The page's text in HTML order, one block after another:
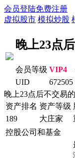
会员登陆免费注册
虚拟股市 模拟炒股
晚上23点
会员等级 VIP4
UID
672505
晚上23点后不交易
资产排名 资产等级
189
大庄家
控股公司和基金